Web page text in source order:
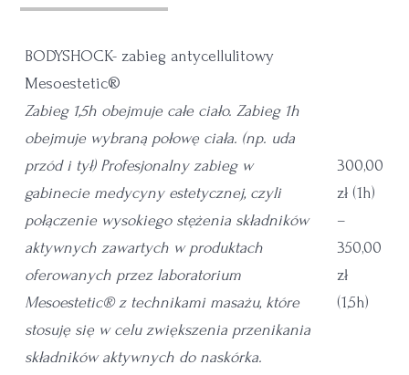
BODYSHOCK- zabieg antycellulitowy
Mesoestetic®
Zabieg 1,5h obejmuje całe ciało. Zabieg 1h
obejmuje wybraną połowę ciała. (np. uda
przód i tył) Profesjonalny zabieg w
gabinecie medycyny estetycznej, czyli
połączenie wysokiego stężenia składników
aktywnych zawartych w produktach
oferowanych przez laboratorium
Mesoestetic® z technikami masażu, które
stosuję się w celu zwiększenia przenikania
składników aktywnych do naskórka.
300,00
zł (1h)
–
350,00
zł
(1,5h)